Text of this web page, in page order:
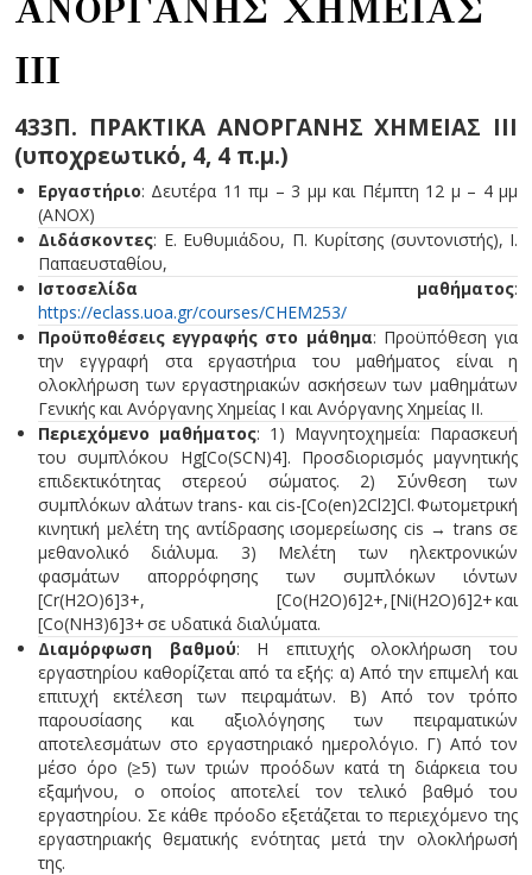
ΑΝΟΡΓΑΝΗΣ ΧΗΜΕΙΑΣ
ΙΙΙ
433Π. ΠΡΑΚΤΙΚΑ ΑΝΟΡΓΑΝΗΣ ΧΗΜΕΙΑΣ ΙΙΙ
(υποχρεωτικό, 4, 4 π.µ.)
Εργαστήριο: Δευτέρα 11 πμ – 3 μμ και Πέμπτη 12 μ – 4 μμ
(ΑΝΟΧ)
Διδάσκοντες: Ε. Ευθυμιάδου, Π. Κυρίτσης (συντονιστής), Ι.
Παπαευσταθίου,
Ιστοσελίδα μαθήματος:
https://eclass.uoa.gr/courses/CHEM253/
Προϋποθέσεις εγγραφής στο μάθημα: Προϋπόθεση για
την εγγραφή στα εργαστήρια του μαθήματος είναι η
ολοκλήρωση των εργαστηριακών ασκήσεων των μαθημάτων
Γενικής και Ανόργανης Χημείας Ι και Ανόργανης Χημείας ΙΙ.
Περιεχόμενο μαθήματος: 1) Μαγνητοχημεία: Παρασκευή
του συμπλόκου Hg[Co(SCN)4]. Προσδιορισμός μαγνητικής
επιδεκτικότητας στερεού σώματος. 2) Σύνθεση των
συμπλόκων αλάτων trans- και cis-[Co(en)2Cl2]Cl. Φωτομετρική
κινητική μελέτη της αντίδρασης ισομερείωσης cis → trans σε
μεθανολικό διάλυμα. 3) Μελέτη των ηλεκτρονικών
φασμάτων απορρόφησης των συμπλόκων ιόντων
[Cr(H2O)6]3+, [Co(H2O)6]2+, [Ni(H2O)6]2+ και
[Co(ΝH3)6]3+ σε υδατικά διαλύματα.
Διαμόρφωση βαθμού: Η επιτυχής ολοκλήρωση του
εργαστηρίου καθορίζεται από τα εξής: α) Από την επιμελή και
επιτυχή εκτέλεση των πειραμάτων. Β) Από τον τρόπο
παρουσίασης και αξιολόγησης των πειραματικών
αποτελεσμάτων στο εργαστηριακό ημερολόγιο. Γ) Από τον
μέσο όρο (≥5) των τριών προόδων κατά τη διάρκεια του
εξαμήνου, ο οποίος αποτελεί τον τελικό βαθμό του
εργαστηρίου. Σε κάθε πρόοδο εξετάζεται το περιεχόμενο της
εργαστηριακής θεματικής ενότητας μετά την ολοκλήρωσή
της.